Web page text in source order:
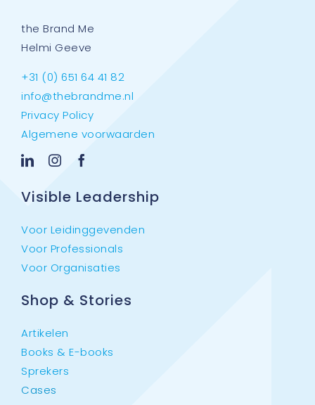
the Brand Me
Helmi Geeve
+31 (0) 651 64 41 82
info@thebrandme.nl
Privacy Policy
Algemene voorwaarden
Visible Leadership
Voor Leidinggevenden
Voor Professionals
Voor Organisaties
Shop & Stories
Artikelen
Books & E-books
Sprekers
Cases